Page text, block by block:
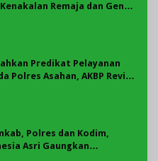
Remaja dan Geng
Predikat Pelayanan
Polres Asahan, AKBP Revi
Polres dan Kodim,
Asri Gaungkan